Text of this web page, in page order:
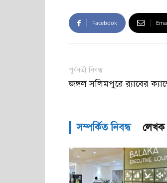
Facebook
পূর্ববর্তী নিবন্ধ
জঙ্গল সলিমপুরে র‍্যাবের
সম্পর্কিত নিবন্ধ